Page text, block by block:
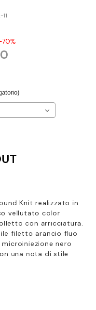
70%
Knit realizzato in
vellutato color
con arricciatura.
filetto arancio fluo
nero
una nota di stile